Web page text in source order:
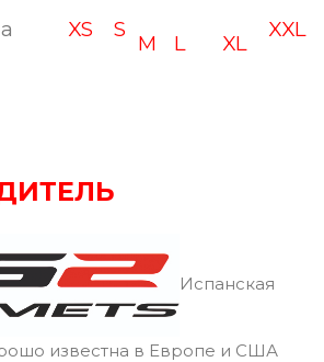
XS S
M L XL
XXL
Испанская
известна в Европе и США